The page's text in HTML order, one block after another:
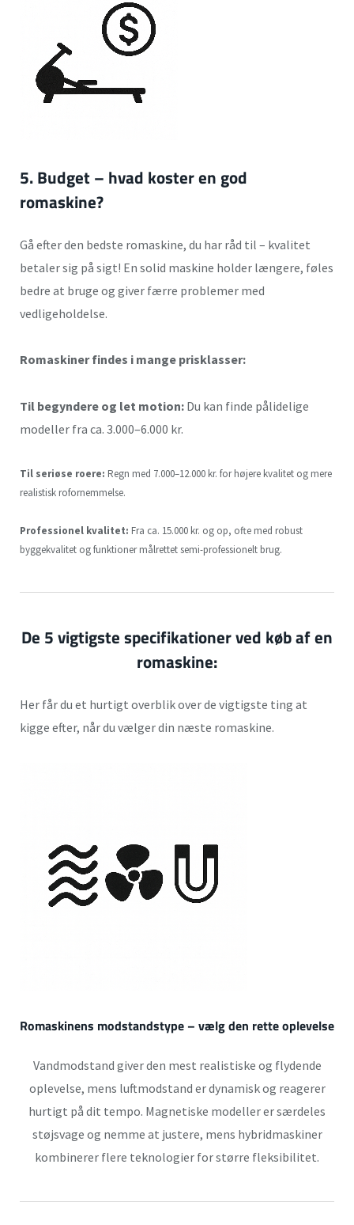
5. Budget – hvad koster en god
romaskine?
Gå efter den bedste romaskine, du har råd til – kvalitet
betaler sig på sigt! En solid maskine holder længere, føles
bedre at bruge og giver færre problemer med
vedligeholdelse.
Romaskiner findes i mange prisklasser:
Til begyndere og let motion: Du kan finde pålidelige
modeller fra ca. 3.000–6.000 kr.
Til seriøse roere: Regn med 7.000–12.000 kr. for højere kvalitet og mere
realistisk rofornemmelse.
Professionel kvalitet: Fra ca. 15.000 kr. og op, ofte med robust
byggekvalitet og funktioner målrettet semi-professionelt brug.
De 5 vigtigste specifikationer ved køb af en
romaskine:
Her får du et hurtigt overblik over de vigtigste ting at
kigge efter, når du vælger din næste romaskine.
Romaskinens modstandstype – vælg den rette oplevelse
Vandmodstand giver den mest realistiske og flydende
oplevelse, mens luftmodstand er dynamisk og reagerer
hurtigt på dit tempo. Magnetiske modeller er særdeles
støjsvage og nemme at justere, mens hybridmaskiner
kombinerer flere teknologier for større fleksibilitet.